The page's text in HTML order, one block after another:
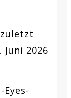
zuletzt
2026